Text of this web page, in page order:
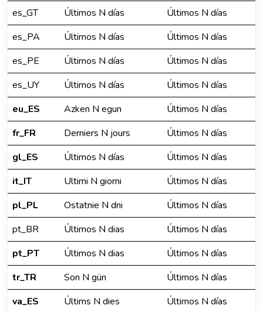
es_GT
Últimos N días
Últimos N días
es_PA
Últimos N días
Últimos N días
es_PE
Últimos N días
Últimos N días
es_UY
Últimos N días
Últimos N días
eu_ES
Azken N egun
Últimos N días
fr_FR
Derniers N jours
Últimos N días
gl_ES
Últimos N días
Últimos N días
it_IT
Ultimi N giorni
Últimos N días
pl_PL
Ostatnie N dni
Últimos N días
pt_BR
Últimos N dias
Últimos N días
pt_PT
Últimos N dias
Últimos N días
tr_TR
Son N gün
Últimos N días
va_ES
Últims N dies Últimos N días